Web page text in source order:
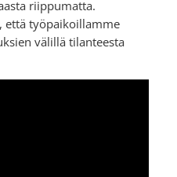
riippumatta.
että työpaikoillamme
välillä tilanteesta